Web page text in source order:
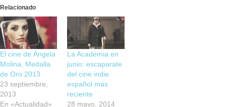
Relacionado
El cine de Ángela
Molina, Medalla
de Oro 2013
23 septiembre,
2013
En «Actualidad»
La Academia en
junio: escaparate
del cine indie
español más
reciente
28 mayo, 2014